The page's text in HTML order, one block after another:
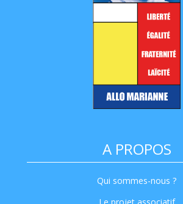
A PROPOS
Qui sommes-nous ?